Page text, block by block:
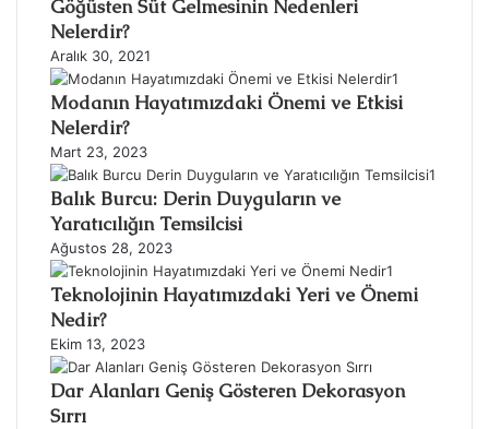
Göğüsten Süt Gelmesinin Nedenleri
Nelerdir?
Aralık 30, 2021
Modanın Hayatımızdaki Önemi ve Etkisi
Nelerdir?
Mart 23, 2023
Balık Burcu: Derin Duyguların ve
Yaratıcılığın Temsilcisi
Ağustos 28, 2023
Teknolojinin Hayatımızdaki Yeri ve Önemi
Nedir?
Ekim 13, 2023
Dar Alanları Geniş Gösteren Dekorasyon
Sırrı